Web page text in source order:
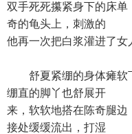
双手死死攥紧身下的床
奇的龟头上，刺激的
他再一次把白浆灌进了女
舒夏紧绷的身体瘫软下
绷直的脚丫也舒展开
来，软软地搭在陈奇腿
接处缓缓流出，打湿